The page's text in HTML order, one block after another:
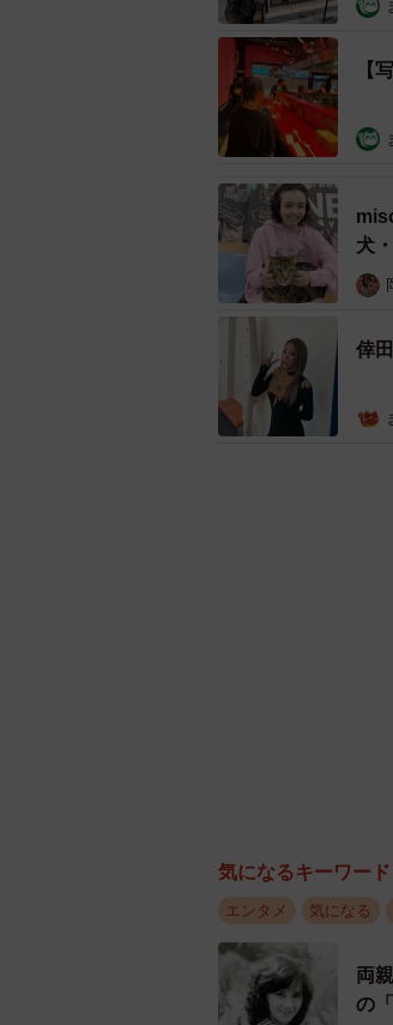
【
犬
倖
気になるキーワード
エンタメ 気になる
両
の